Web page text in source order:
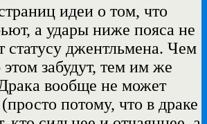
идеи о том, что
а удары ниже пояса не
статусу джентльмена. Чем
забудут, тем им же
вообще не может
потому, что в драке